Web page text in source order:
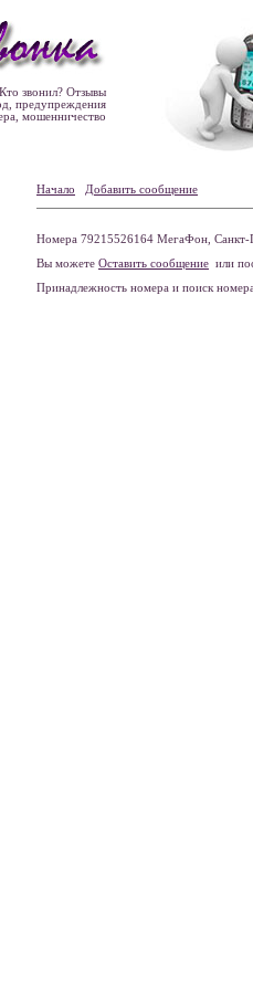
звонил? Отзывы
предупреждения
мошенничество
Начало
Добавить сообщение
Номера 79215526164 МегаФон, Санкт-
Вы можете Оставить сообщение или
Принадлежность номера и поиск